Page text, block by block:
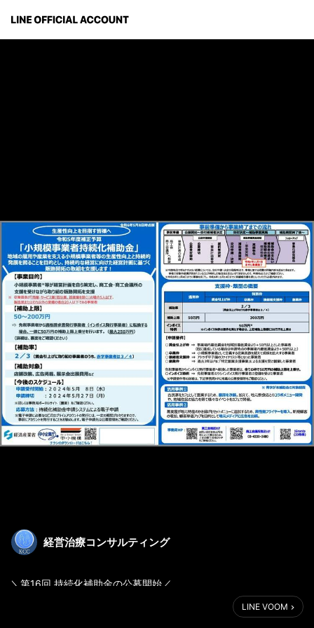
経営治療コンサルティング
＼第16回 持続化補助金の公募開始／
第16回公募の開始が5月8日に発表されました。尚、今回から電子
LINE VOOM